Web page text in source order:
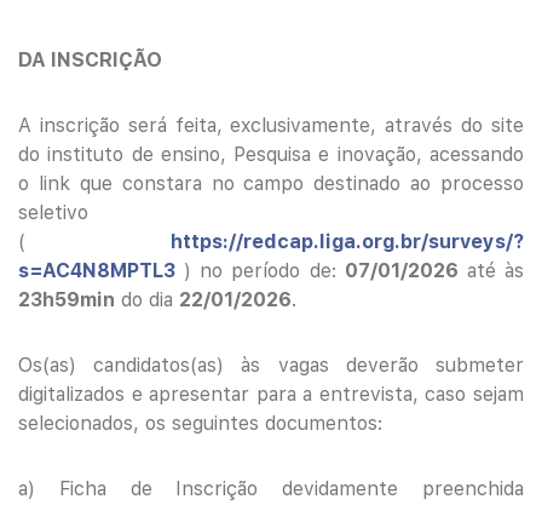
DA INSCRIÇÃO
A inscrição será feita, exclusivamente, através do site
do instituto de ensino, Pesquisa e inovação, acessando
o link que constara no campo destinado ao processo
seletivo
( https://redcap.liga.org.br/surveys/?
s=AC4N8MPTL3 ) no período de: 07/01/2026 até às
23h59min do dia 22/01/2026.
Os(as) candidatos(as) às vagas deverão submeter
digitalizados e apresentar para a entrevista, caso sejam
selecionados, os seguintes documentos:
a) Ficha de Inscrição devidamente preenchida